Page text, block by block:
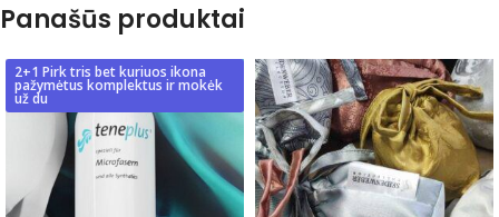
Panašūs produktai
2+1 Pirk tris bet kuriuos ikona
pažymėtus komplektus ir mokėk
už du